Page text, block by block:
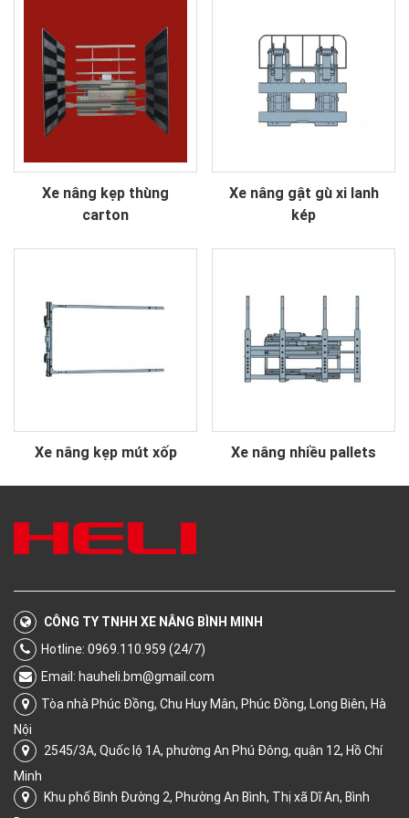
Xe nâng kẹp thùng
carton
Xe nâng gật gù xi lanh
kép
Xe nâng kẹp mút xốp Xe nâng nhiều pallets
CÔNG TY TNHH XE NÂNG BÌNH MINH
Hotline: 0969.110.959 (24/7)
Email: hauheli.bm@gmail.com
Tòa nhà Phúc Đồng, Chu Huy Mân, Phúc Đồng, Long Biên, Hà
Nội
2545/3A, Quốc lộ 1A, phường An Phú Đông, quận 12, Hồ Chí
Minh
Khu phố Bình Đường 2, Phường An Bình, Thị xã Dĩ An, Bình